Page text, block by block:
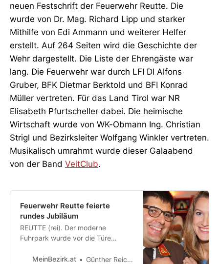
neuen Festschrift der Feuerwehr Reutte. Die
wurde von Dr. Mag. Richard Lipp und starker
Mithilfe von Edi Ammann und weiterer Helfer
erstellt. Auf 264 Seiten wird die Geschichte der
Wehr dargestellt. Die Liste der Ehrengäste war
lang. Die Feuerwehr war durch LFI DI Alfons
Gruber, BFK Dietmar Berktold und BFI Konrad
Müller vertreten. Für das Land Tirol war NR
Elisabeth Pfurtscheller dabei. Die heimische
Wirtschaft wurde von WK-Obmann Ing. Christian
Strigl und Bezirksleiter Wolfgang Winkler vertreten.
Musikalisch umrahmt wurde dieser Galaabend
von der Band VeitClub.
Feuerwehr Reutte feierte
rundes Jubiläum
REUTTE (rei). Der moderne
Fuhrpark wurde vor die Türe
Feuerwehr-Einsatzzentrums wurde
MeinBezirk.at Günther Reichel